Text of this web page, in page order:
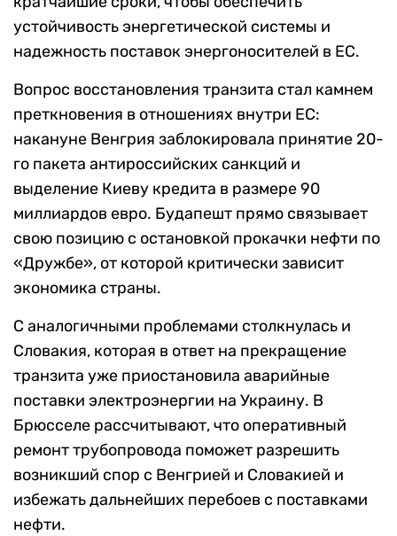
устойчивость энергетической системы и
надежность поставок энергоносителей в ЕС.
Вопрос восстановления транзита стал камнем
преткновения в отношениях внутри ЕС:
накануне Венгрия заблокировала принятие 20-
го пакета антироссийских санкций и
выделение Киеву кредита в размере 90
миллиардов евро. Будапешт прямо связывает
свою позицию с остановкой прокачки нефти по
«Дружбе», от которой критически зависит
экономика страны.
С аналогичными проблемами столкнулась и
Словакия, которая в ответ на прекращение
транзита уже приостановила аварийные
поставки электроэнергии на Украину. В
Брюсселе рассчитывают, что оперативный
ремонт трубопровода поможет разрешить
возникший спор с Венгрией и Словакией и
избежать дальнейших перебоев с поставками
нефти.